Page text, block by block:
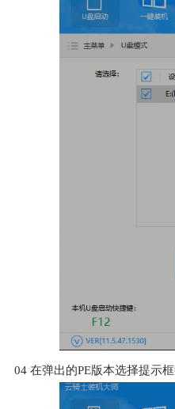
04 在弹出的PE版本选择提示